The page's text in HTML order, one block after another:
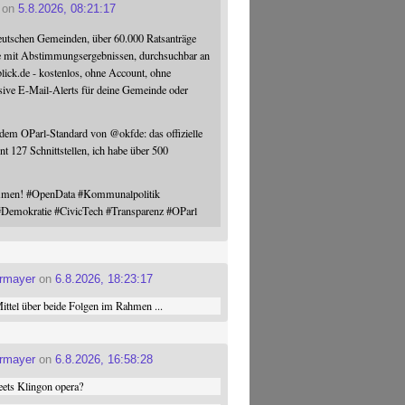
on5.8.2026, 08:21:17
Gemeinden, über 60.000 Ratsanträge
mit Abstimmungsergebnissen, durchsuchbar an
- kostenlos, ohne Account, ohne
E-Mail-Alerts für deine Gemeinde oder
OParl-Standard von @okfde: das offizielle
127 Schnittstellen, ich habe über 500
#OpenData #Kommunalpolitik
Demokratie #CivicTech #Transparenz #OParl
on6.8.2026, 18:23:17
über beide Folgen im Rahmen ...
on6.8.2026, 16:58:28
Klingon opera?